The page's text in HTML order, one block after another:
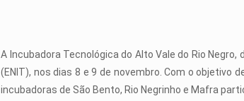
A Incubadora Tecnológica do Alto Vale do Rio
(ENIT), nos dias 8 e 9 de novembro. Com o
incubadoras de São Bento, Rio Negrinho e Mafra